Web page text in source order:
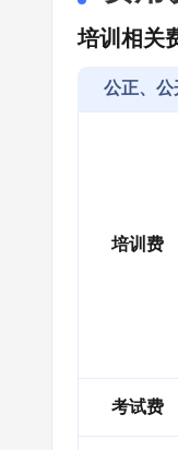
培训相关
公正、公
培训费
考试费